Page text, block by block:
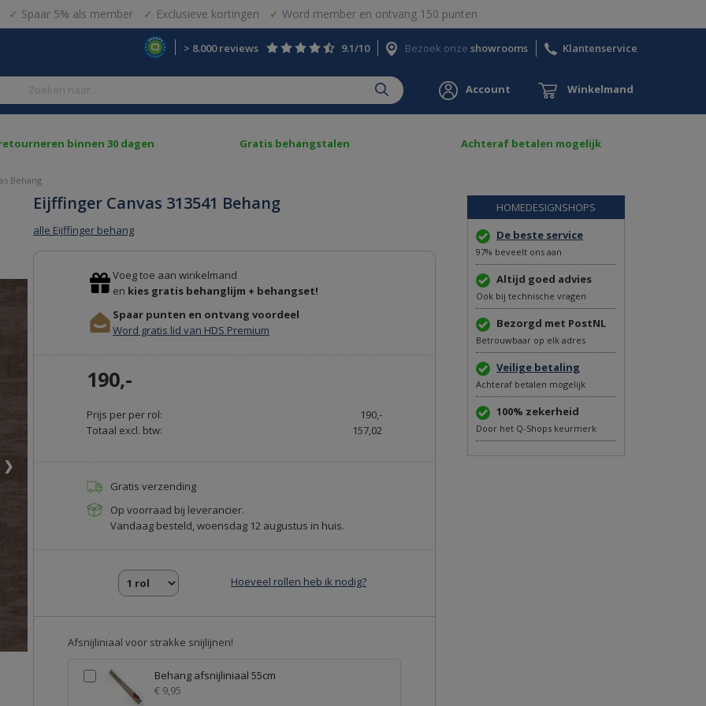
Spaar 5% als member Exclusieve kortingen Word member en ontvang 150 punten
> 8.000 reviews 9.1/10 Bezoek onze showrooms Klantenservice
Account Winkelmand
binnen 30 dagen Gratis behangstalen Achteraf betalen mogelijk
Behang
Eijffinger Canvas 313541 Behang
alle Eijffinger behang
❯
Voeg toe aan winkelmand
en kies gratis behanglijm + behangset!
Spaar punten en ontvang voordeel
Word gratis lid van HDS Premium
190,-
Prijs per per rol:
190,-
Totaal excl. btw:
157,02
Gratis verzending
Op voorraad bij leverancier.
Vandaag besteld, woensdag 12 augustus in huis.
Hoeveel rollen heb ik nodig?
Afsnijliniaal voor strakke snijlijnen!
Behang afsnijliniaal 55cm
€ 9,95
HOMEDESIGNSHOPS
De beste service
97% beveelt ons aan
Altijd goed advies
Ook bij technische vragen
Bezorgd met PostNL
Betrouwbaar op elk adres
Veilige betaling
Achteraf betalen mogelijk
100% zekerheid
Door het Q-Shops keurmerk